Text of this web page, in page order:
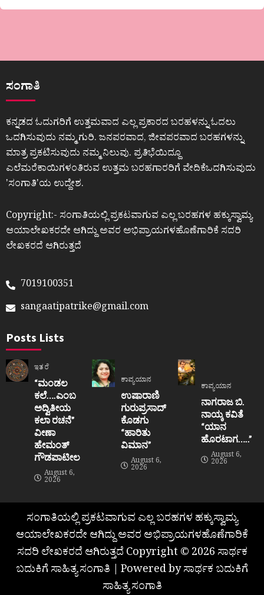
ಸಂಗಾತಿ
ಕನ್ನಡದ ಓದುಗರಿಗೆ ಉತ್ತಮವಾದ ಎಲ್ಲ ಪ್ರಕಾರದ ಬರಹಳನ್ನು ಓದಲು
ಒದಗಿಸುವುದು ನಮ್ಮ ಗುರಿ. ಜನಪರವಾದ, ಜೀವಪರವಾದ ಬರಹಗಳನ್ನು
ಮಾತ್ರ ಪ್ರಕಟಿಸುವುದು ನಮ್ಮ ನಿಲುವು. ಪ್ರತಿಭೆಯಿದ್ದೂ
ಎಲೆಮರೆಕಾಯಿಗಳಂತಿರುವ ಉತ್ತಮ ಬರಹಗಾರರಿಗೆ ವೇದಿಕೆಒದಗಿಸುವುದು
ʼಸಂಗಾತಿʼಯ ಉದ್ದೇಶ.
Copyright:- ಸಂಗಾತಿಯಲ್ಲಿ ಪ್ರಕಟವಾಗುವ ಎಲ್ಲ ಬರಹಗಳ ಹಕ್ಕುಸ್ವಾಮ್ಯ
ಆಯಾಲೇಖಕರದೇ ಆಗಿದ್ದು ಅವರ ಅಭಿಪ್ರಾಯಗಳಹೊಣೆಗಾರಿಕೆ ಸದರಿ
ಲೇಖಕರದೆ ಆಗಿರುತ್ತದೆ
7019100351
sangaatipatrike@gmail.com
Posts Lists
ಇತರೆ
“ಮಂಡಲ
ಕಲೆ….ಎಂಬ
ಅದ್ವಿತೀಯ
ಕಲಾ ರಚನೆ”‌
ವೀಣಾ
ಹೇಮಂತ್‌
ಗೌಡಪಾಟೀಲ
August 6,
2026
ಕಾವ್ಯಯಾನ
ಉಷಾರಾಣಿ
ಗುರುಪ್ರಸಾದ್
ಕೊಡಗು
“ಹಾರಿತು
ವಿಮಾನ”
August 6,
2026
ಕಾವ್ಯಯಾನ
ನಾಗರಾಜ ಬಿ.
ನಾಯ್ಕ ಕವಿತೆ
“ಯಾನ
ಹೊರಟಾಗ…..”
August 6,
2026
ಸಂಗಾತಿಯಲ್ಲಿ ಪ್ರಕಟವಾಗುವ ಎಲ್ಲ ಬರಹಗಳ ಹಕ್ಕುಸ್ವಾಮ್ಯ
ಆಯಾಲೇಖಕರದೇ ಆಗಿದ್ದು ಅವರ ಅಭಿಪ್ರಾಯಗಳಹೊಣೆಗಾರಿಕೆ
ಸದರಿ ಲೇಖಕರದೆ ಆಗಿರುತ್ತದೆ Copyright © 2026 ಸಾರ್ಥಕ
ಬದುಕಿಗೆ ಸಾಹಿತ್ಯ ಸಂಗಾತಿ | Powered by ಸಾರ್ಥಕ ಬದುಕಿಗೆ
ಸಾಹಿತ್ಯ ಸಂಗಾತಿ